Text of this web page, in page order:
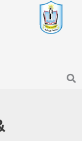
Search